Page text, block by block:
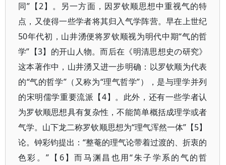
同”【2】。另一方面，因罗钦顺思想中重视气的特
点，又使得一些学者将其归入气学阵营。早在上世纪
50年代初，山井湧便将罗钦顺视为明代中期“气的哲
学”【3】的开山人物。而后在《明清思想史の研究》
这本著作中，山井湧又进一步明确：以罗钦顺为代表
的“气的哲学”（又称为“理气哲学”），是与理学并列
的宋明儒学重要流派【4】。此外，还有一些学者认
为罗钦顺思想具有复杂性，不能简单概括成理学或者
气学。山下龙二称罗钦顺思想为“理气浑然一体”【5】
论。钟彩钧提出：“整菴的理气论带着过渡的、折衷的
色彩。”【6】而马渊昌也用“朱子学系的气的哲